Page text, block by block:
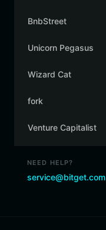
BnbStreet
Unicorn Pegasus
Wizard Cat
fork
Venture Capitalist
NEED HELP?
service@bitget.com